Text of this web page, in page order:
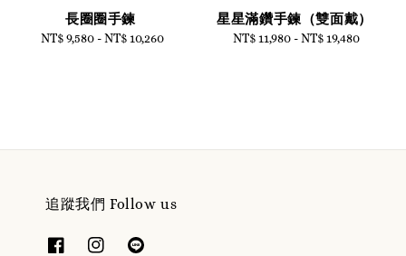
長圈圈手鍊
Regular
NT$ 9,580 -NT$ 10,260
星星滿鑽手鍊（雙面戴）
Regular
NT$ 11,980 -NT$ 19,480
追蹤我們 Follow us